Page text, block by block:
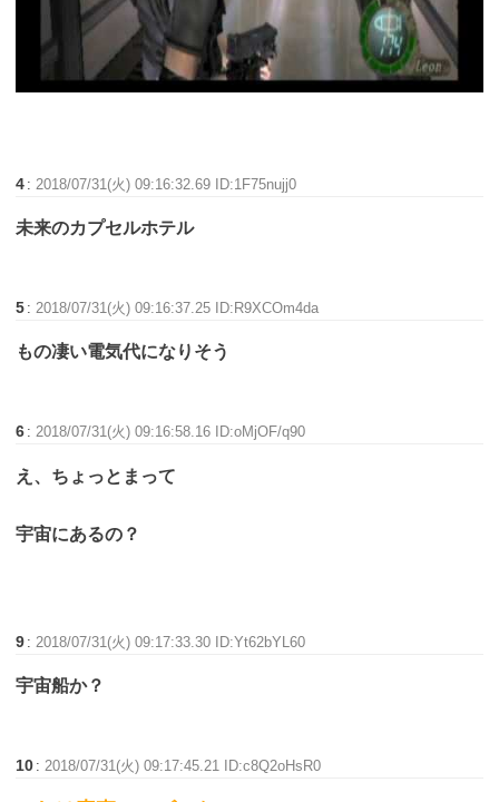
4 : 2018/07/31(火) 09:16:32.69 ID:1F75nujj0
未来のカプセルホテル
5 : 2018/07/31(火) 09:16:37.25 ID:R9XCOm4da
もの凄い電気代になりそう
6 : 2018/07/31(火) 09:16:58.16 ID:oMjOF/q90
え、ちょっとまって
宇宙にあるの？
9 :2018/07/31(火) 09:17:33.30 ID:Yt62bYL60
宇宙船か？
10 :2018/07/31(火) 09:17:45.21 ID:c8Q2oHsR0